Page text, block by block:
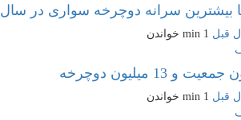
بیشترین سرانه دوچرخه سواری در سال 2011
1 min
خواندن
1 min
خواندن